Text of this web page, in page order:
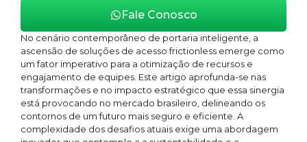
Fale Conosco
No cenário contemporâneo de portaria inteligente, a
ascensão de soluções de acesso frictionless emerge como
um fator imperativo para a otimização de recursos e
engajamento de equipes. Este artigo aprofunda-se nas
transformações e no impacto estratégico que essa sinergia
está provocando no mercado brasileiro, delineando os
contornos de um futuro mais seguro e eficiente. A
complexidade dos desafios atuais exige uma abordagem